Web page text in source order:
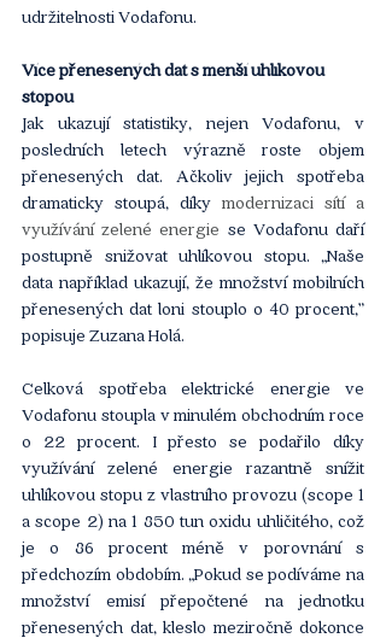
udržitelnosti Vodafonu.
Více přenesených dat s menší uhlíkovou
stopou
Jak ukazují statistiky, nejen Vodafonu, v
posledních letech výrazně roste objem
přenesených dat. Ačkoliv jejich spotřeba
dramaticky stoupá, díky modernizaci sítí a
využívání zelené energie se Vodafonu daří
postupně snižovat uhlíkovou stopu. „Naše
data například ukazují, že množství mobilních
přenesených dat loni stouplo o 40 procent,”
popisuje Zuzana Holá.
Celková spotřeba elektrické energie ve
Vodafonu stoupla v minulém obchodním roce
o 22 procent. I přesto se podařilo díky
využívání zelené energie razantně snížit
uhlíkovou stopu z vlastního provozu (scope 1
a scope 2) na 1 850 tun oxidu uhličitého, což
je o 86 procent méně v porovnání s
předchozím obdobím. „Pokud se podíváme na
množství emisí přepočtené na jednotku
přenesených dat, kleslo meziročně dokonce